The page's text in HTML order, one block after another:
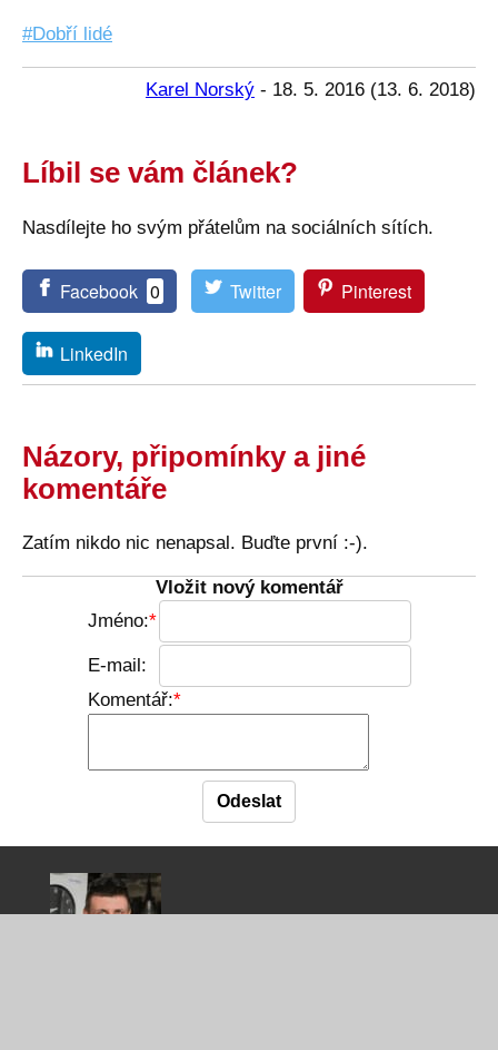
Dobří lidé
Karel Norský - 18. 5. 2016 (13. 6. 2018)
Líbil se vám článek?
Nasdílejte ho svým přátelům na sociálních sítích.
Facebook 0 Twitter Pinterest
LinkedIn
Názory, připomínky a jiné
komentáře
Zatím nikdo nic nenapsal. Buďte první :-).
Vložit nový komentář
Jméno:
E-mail:
Komentář: